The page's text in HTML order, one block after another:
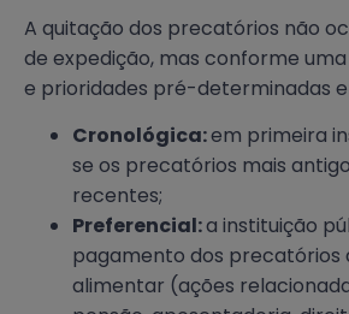
A quitação dos precatórios não
de expedição, mas conforme
e prioridades pré-determinadas
Cronológica:em primeira
se os precatórios mais
recentes;
Preferencial:a instituição
pagamento dos precatórios
alimentar (ações